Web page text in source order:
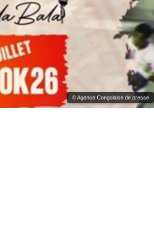
© Agence Congolaise de presse